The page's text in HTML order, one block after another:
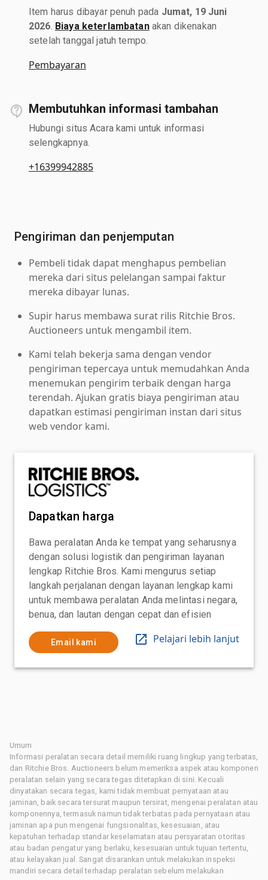
Item harus dibayar penuh pada Jumat, 19 Juni
2026 Biaya keterlambatanakan dikenakan
setelah tanggal jatuh tempo.
Pembayaran
Membutuhkan informasi tambahan
Hubungi situs Acara kami untuk informasi
selengkapnya.
+16399942885
Pengiriman dan penjemputan
Pembeli tidak dapat menghapus pembelian
mereka dari situs pelelangan sampai faktur
mereka dibayar lunas.
Supir harus membawa surat rilis Ritchie Bros.
Auctioneers untuk mengambil item.
Kami telah bekerja sama dengan vendor
pengiriman tepercaya untuk memudahkan Anda
menemukan pengirim terbaik dengan harga
terendah. Ajukan gratis biaya pengiriman atau
dapatkan estimasi pengiriman instan dari situs
web vendor kami.
Dapatkan harga
Bawa peralatan Anda ke tempat yang seharusnya
dengan solusi logistik dan pengiriman layanan
lengkap Ritchie Bros. Kami mengurus setiap
langkah perjalanan dengan layanan lengkap kami
untuk membawa peralatan Anda melintasi negara,
benua, dan lautan dengan cepat dan efisien
Email kami Pelajari lebih lanjut
Umum
Informasi peralatan secara detail memiliki ruang lingkup yang terbatas,
dan Ritchie Bros. Auctioneers belum memeriksa aspek atau komponen
peralatan selain yang secara tegas ditetapkan di sini. Kecuali
dinyatakan secara tegas, kami tidak membuat pernyataan atau
jaminan, baik secara tersurat maupun tersirat, mengenai peralatan atau
komponennya, termasuk namun tidak terbatas pada pernyataan atau
jaminan apa pun mengenai fungsionalitas, kesesuaian, atau
kepatuhan terhadap standar keselamatan atau persyaratan otoritas
atau badan pengatur yang berlaku, kesesuaian untuk tujuan tertentu,
atau kelayakan jual. Sangat disarankan untuk melakukan inspeksi
mandiri secara detail terhadap peralatan sebelum melakukan